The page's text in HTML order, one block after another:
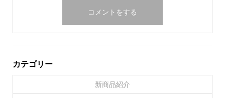
カテゴリー
新商品紹介